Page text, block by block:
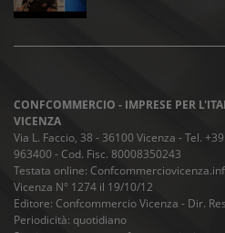
CONFCOMMERCIO - IMPRESE PER
VICENZA
Via L. Faccio, 38 - 36100 Vicenza - Tel.
963400 - Cod. Fisc. 80008350243
Testata online:
Vicenza N° 1274 il 19/10/12
Editore: Confcommercio Vicenza - Dir.
Periodicità: quotidiano